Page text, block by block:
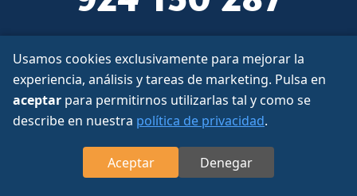
Aviso legal
Protección de datos
Política de cookies
Contacto
Usamos cookies exclusivamente para mejorar la
experiencia, análisis y tareas de marketing. Pulsa en
aceptar para permitirnos utilizarlas tal y como se
describe en nuestra política de privacidad.
Aceptar Denegar